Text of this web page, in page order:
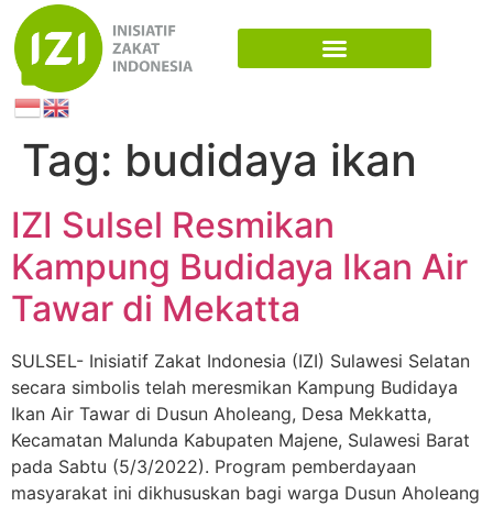
Tag: budidaya ikan
IZI Sulsel Resmikan
Kampung Budidaya Ikan Air
Tawar di Mekatta
SULSEL- Inisiatif Zakat Indonesia (IZI) Sulawesi Selatan
secara simbolis telah meresmikan Kampung Budidaya
Ikan Air Tawar di Dusun Aholeang, Desa Mekkatta,
Kecamatan Malunda Kabupaten Majene, Sulawesi Barat
pada Sabtu (5/3/2022). Program pemberdayaan
masyarakat ini dikhususkan bagi warga Dusun Aholeang